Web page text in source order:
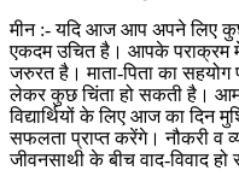
मीन :- यदि आज आप अपने लिए
एकदम उचित है। आपके पराक्रम में
जरुरत है। माता-पिता का सहयोग
लेकर कुछ चिंता हो सकती है।
विद्यार्थियों के लिए आज का दिन
सफलता प्राप्त करेंगे। नौकरी व
जीवनसाथी के बीच वाद-विवाद